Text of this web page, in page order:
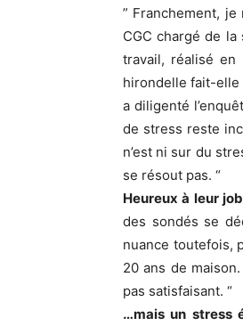
” Franchement, je
CGC chargé de
travail, réalisé en
hirondelle fait-elle
a diligenté
de stress reste
n’est ni sur du
se résout pas. “
Heureux à leur
des sondés se
nuance toutefois,
20 ans de
pas satisfaisant. “
…mais un stress